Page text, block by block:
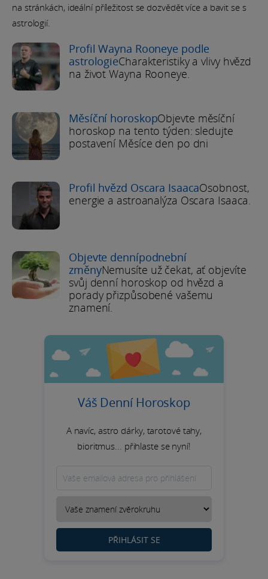
na stránkách, ideální příležitost se dozvědět více a bavit se s
astrologií.
Profil Wayna Rooneye podle
astrologieCharakteristiky a vlivy hvězd
na život Wayna Rooneye.
Měsíční horoskopObjevte měsíční
horoskop na tento týden: sledujte
postavení Měsíce den po dni
Profil hvězd Oscara IsaacaOsobnost,
energie a astroanalýza Oscara Isaaca.
Objevte dennípodnební
změnyNemusíte už čekat, ať objevíte
svůj denní horoskop od hvězd a
porady přizpůsobené vašemu
znamení.
Váš Denní Horoskop
A navíc, astro dárky, tarotové tahy,
bioritmus... přihlaste se nyní!
PŘIHLÁSIT SE